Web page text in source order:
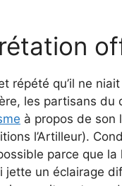
répété qu’il ne
les partisans
à propos de son
l’Artilleur).
parce que
jette un éclairage